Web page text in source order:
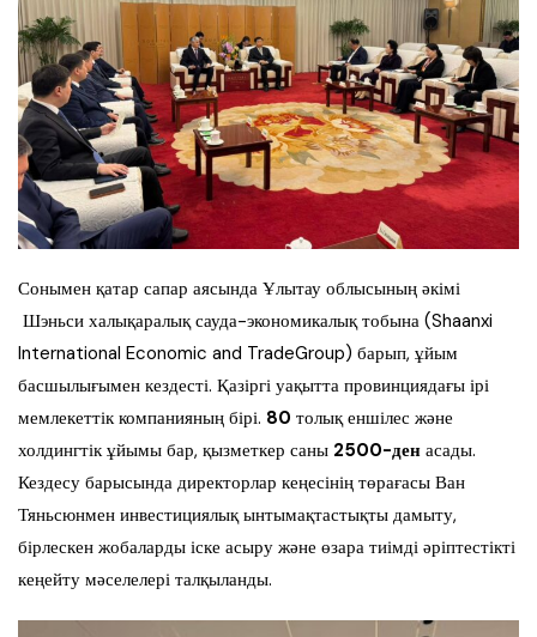
Сонымен қатар сапар аясында Ұлытау облысының әкімі
Шэньси халықаралық сауда-экономикалық тобына (Shaanxi
International Economic and TradeGroup) барып, ұйым
басшылығымен кездесті. Қазіргі уақытта провинциядағы ірі
мемлекеттік компанияның бірі. 80 толық еншілес және
холдингтік ұйымы бар, қызметкер саны 2500-ден асады.
Кездесу барысында директорлар кеңесінің төрағасы Ван
Тяньсюнмен инвестициялық ынтымақтастықты дамыту,
бірлескен жобаларды іске асыру және өзара тиімді әріптестікті
кеңейту мәселелері талқыланды.